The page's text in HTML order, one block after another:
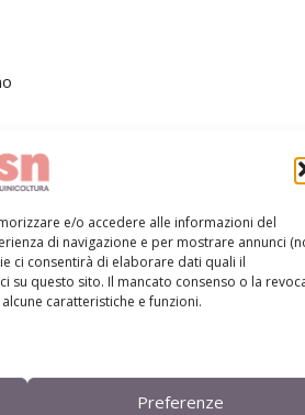
e/o accedere alle informazioni del
di navigazione e per mostrare annunci
ci consentirà di elaborare dati quali il
su questo sito. Il mancato consenso o la
caratteristiche e funzioni.
Preferenze